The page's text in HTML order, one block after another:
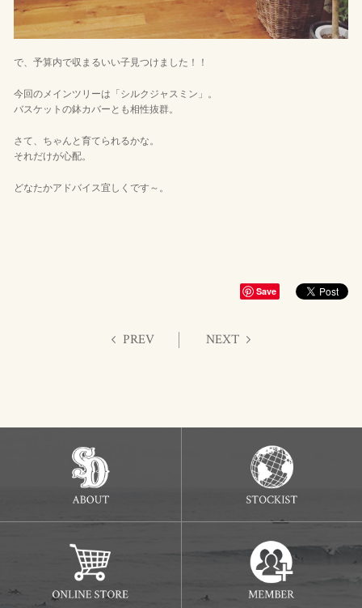
で、予算内で収まるいい子見つけました！！
今回のメインツリーは「シルクジャスミン」。
バスケットの鉢カバーとも相性抜群。
さて、ちゃんと育てられるかな。
それだけが心配。
どなたかアドバイス宜しくです～。
Save
PREV NEXT